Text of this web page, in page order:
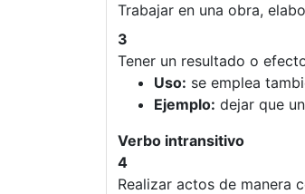
Trabajar en una obra,
3
Tener un resultado o
Uso: se emplea
Ejemplo: dejar que
Verbo intransitivo
4
Realizar actos de manera